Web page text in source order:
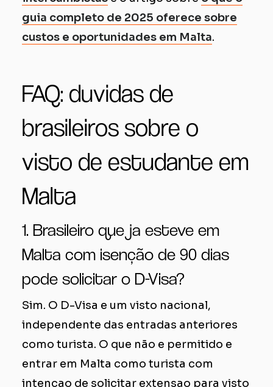
guia completo de 2025 oferece sobre
custos e oportunidades em Malta.
FAQ: duvidas de
brasileiros sobre o
visto de estudante em
Malta
1. Brasileiro que ja esteve em
Malta com isenção de 90 dias
pode solicitar o D-Visa?
Sim. O D-Visa e um visto nacional,
independente das entradas anteriores
como turista. O que não e permitido e
entrar em Malta como turista com
intencao de solicitar extensao para visto